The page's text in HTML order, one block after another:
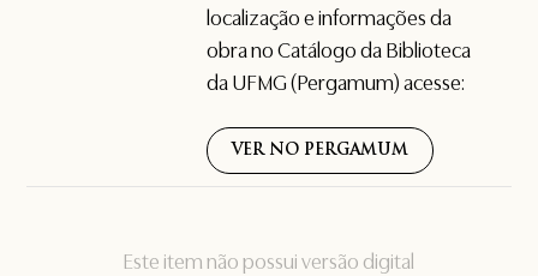
Este item não possui versão digital
localização e informações da
obra no Catálogo da Biblioteca
da UFMG (Pergamum) acesse:
VER NO PERGAMUM